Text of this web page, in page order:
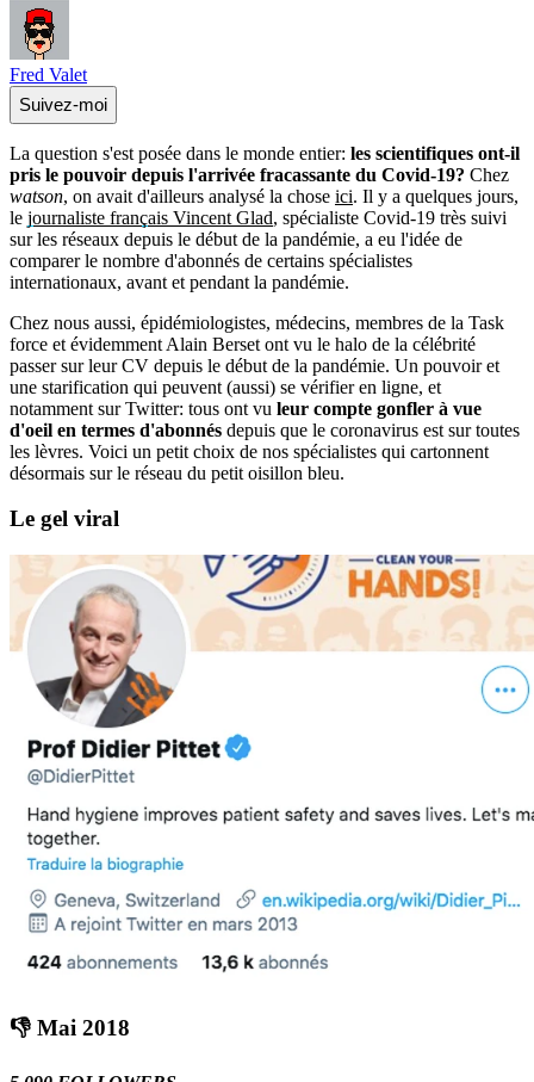
Fred Valet
Suivez-moi
La question s'est posée dans le monde entier: les scientifiques ont-il
pris le pouvoir depuis l'arrivée fracassante du Covid-19? Chez
watson, on avait d'ailleurs analysé la chose ici. Il y a quelques jours,
le journaliste français Vincent Glad, spécialiste Covid-19 très suivi
sur les réseaux depuis le début de la pandémie, a eu l'idée de
comparer le nombre d'abonnés de certains spécialistes
internationaux, avant et pendant la pandémie.
Chez nous aussi, épidémiologistes, médecins, membres de la Task
force et évidemment Alain Berset ont vu le halo de la célébrité
passer sur leur CV depuis le début de la pandémie. Un pouvoir et
une starification qui peuvent (aussi) se vérifier en ligne, et
notamment sur Twitter: tous ont vu leur compte gonfler à vue
d'oeil en termes d'abonnés depuis que le coronavirus est sur toutes
les lèvres. Voici un petit choix de nos spécialistes qui cartonnent
désormais sur le réseau du petit oisillon bleu.
Le gel viral
👎 Mai 2018